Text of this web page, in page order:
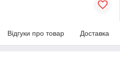
Відгуки про товар Доставка